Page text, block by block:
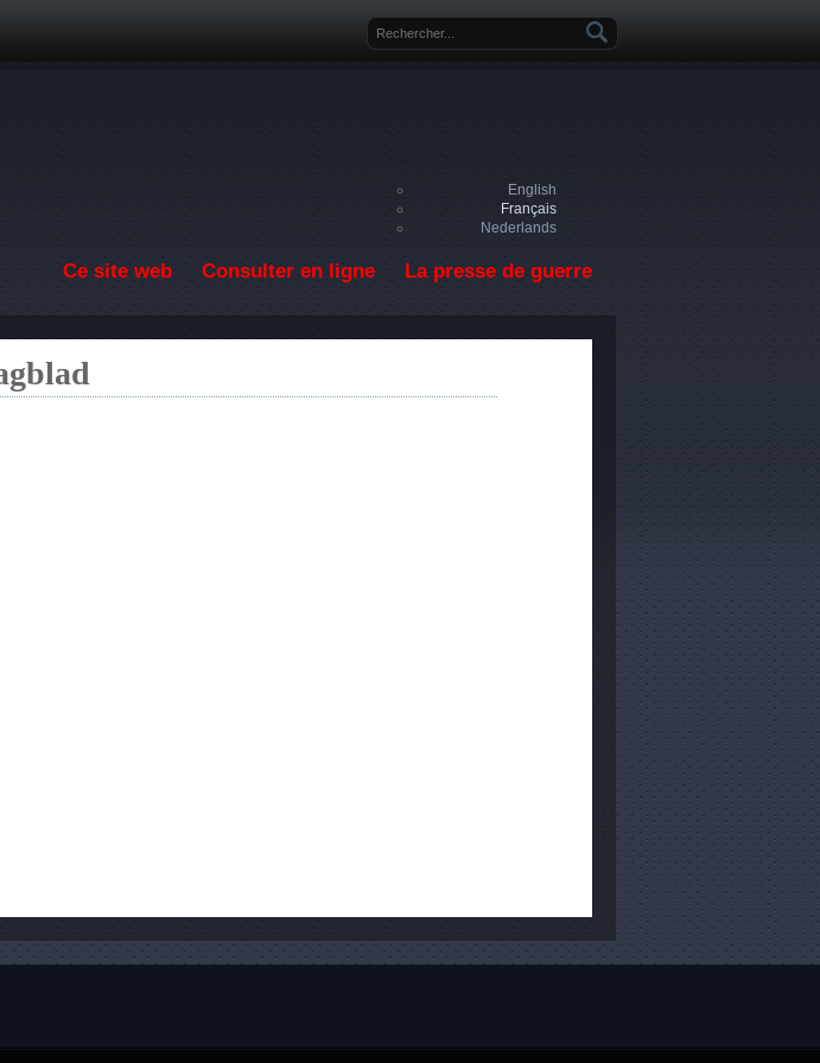
Formulaire de recherche
English
Français
Nederlands
Ce site web Consulter en ligne La presse de guerre